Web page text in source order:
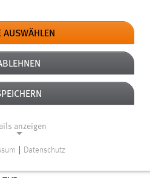
AUSWÄHLEN
anzeigen
Datenschutz